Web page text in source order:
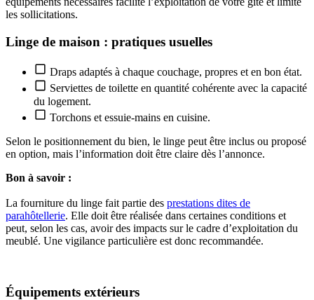
les sollicitations.
Linge de maison : pratiques usuelles
Draps adaptés à chaque couchage, propres et en bon état.
Serviettes de toilette en quantité cohérente avec la capacité
du logement.
Torchons et essuie-mains en cuisine.
Selon le positionnement du bien, le linge peut être inclus ou proposé
en option, mais l’information doit être claire dès l’annonce.
Bon à savoir :
La fourniture du linge fait partie des prestations dites de
parahôtellerie. Elle doit être réalisée dans certaines conditions et
peut, selon les cas, avoir des impacts sur le cadre d’exploitation du
meublé. Une vigilance particulière est donc recommandée.
Équipements extérieurs